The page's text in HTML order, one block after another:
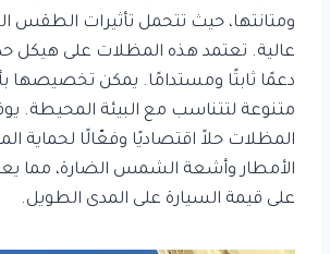
ومتانتها، حيث تتحمل تأثيرات الطقس
عالية. تعتمد هذه المظلات على هيكل
دعمًا ثابتًا ومستدامًا. يمكن تخصيصها
متنوعة لتتناسب مع البيئة المحيطة.
المظلات حلاً اقتصاديًا وفعّالًا لحماية
الأمطار وأشعة الشمس الضارة، مما
على قيمة السيارة على المدى الطويل.